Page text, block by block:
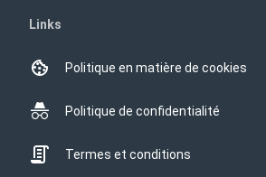
Links
Politique en matière de cookies
Politique de confidentialité
Termes et conditions